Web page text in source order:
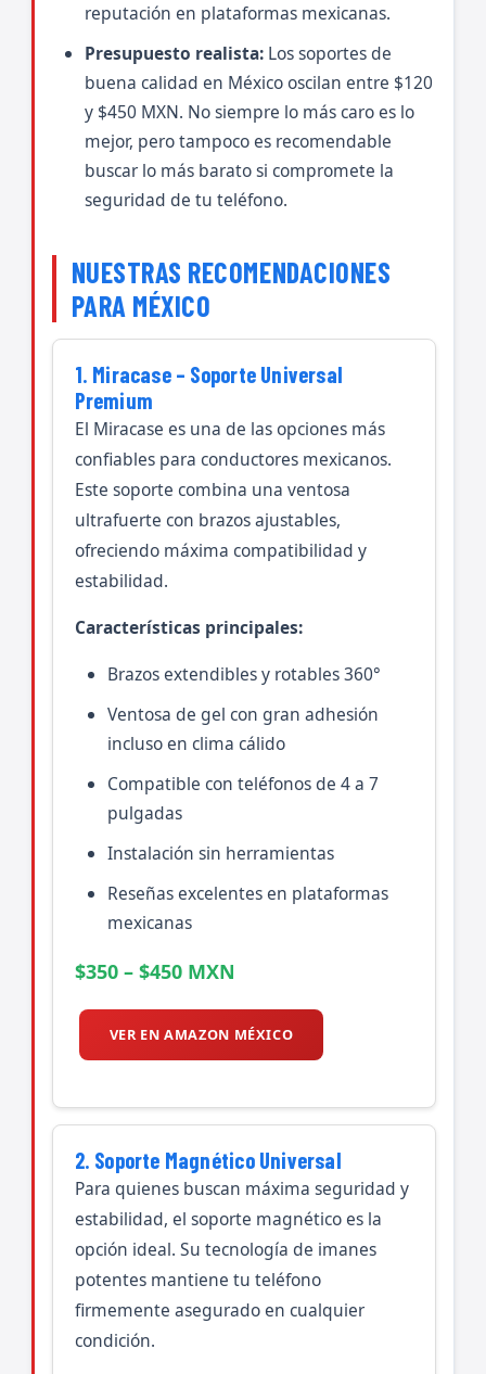
reputación en plataformas mexicanas.
Presupuesto realista:Los soportes de
buena calidad en México oscilan entre $120
y $450 MXN. No siempre lo más caro es lo
mejor, pero tampoco es recomendable
buscar lo más barato si compromete la
seguridad de tu teléfono.
NUESTRAS RECOMENDACIONES
PARA MÉXICO
1. Miracase – Soporte Universal
Premium
El Miracase es una de las opciones más
confiables para conductores mexicanos.
Este soporte combina una ventosa
ultrafuerte con brazos ajustables,
ofreciendo máxima compatibilidad y
estabilidad.
Características principales:
Brazos extendibles y rotables 360°
Ventosa de gel con gran adhesión
incluso en clima cálido
Compatible con teléfonos de 4 a 7
pulgadas
Instalación sin herramientas
Reseñas excelentes en plataformas
mexicanas
$350 – $450 MXN
VER EN AMAZON MÉXICO
2. Soporte Magnético Universal
Para quienes buscan máxima seguridad y
estabilidad, el soporte magnético es la
opción ideal. Su tecnología de imanes
potentes mantiene tu teléfono
firmemente asegurado en cualquier
condición.